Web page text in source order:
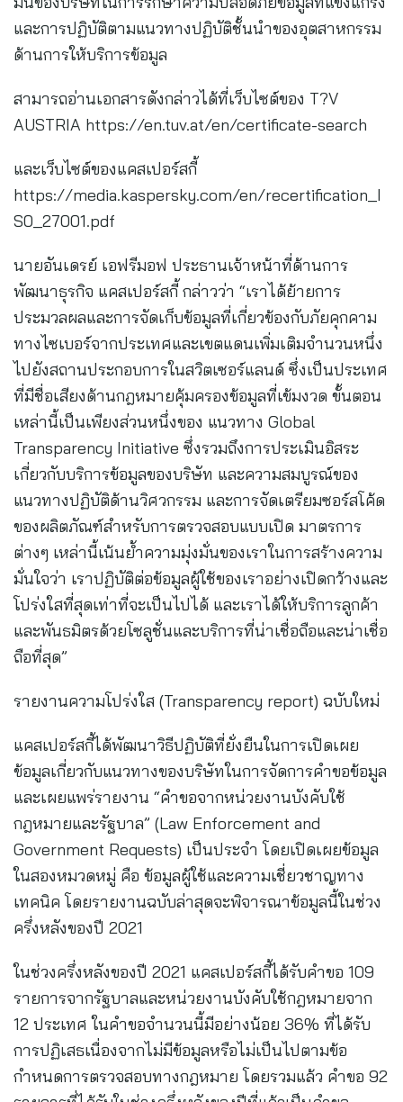
และการปฏิบัติตามแนวทางปฏิบัติชั้นนำของอุตสาหกรรม
ด้านการให้บริการข้อมูล
สามารถอ่านเอกสารดังกล่าวได้ที่เว็บไซต์ของ T?V
AUSTRIA https://en.tuv.at/en/certificate-search
และเว็บไซต์ของแคสเปอร์สกี้
https://media.kaspersky.com/en/recertification_I
S0_27001.pdf
นายอันเดรย์ เอฟรีมอฟ ประธานเจ้าหน้าที่ด้านการ
พัฒนาธุรกิจ แคสเปอร์สกี้ กล่าวว่า “เราได้ย้ายการ
ประมวลผลและการจัดเก็บข้อมูลที่เกี่ยวข้องกับภัยคุกคาม
ทางไซเบอร์จากประเทศและเขตแดนเพิ่มเติมจำนวนหนึ่ง
ไปยังสถานประกอบการในสวิตเซอร์แลนด์ ซึ่งเป็นประเทศ
ที่มีชื่อเสียงด้านกฎหมายคุ้มครองข้อมูลที่เข้มงวด ขั้นตอน
เหล่านี้เป็นเพียงส่วนหนึ่งของ แนวทาง Global
Transparency Initiative ซึ่งรวมถึงการประเมินอิสระ
เกี่ยวกับบริการข้อมูลของบริษัท และความสมบูรณ์ของ
แนวทางปฏิบัติด้านวิศวกรรม และการจัดเตรียมซอร์สโค้ด
ของผลิตภัณฑ์สำหรับการตรวจสอบแบบเปิด มาตรการ
ต่างๆ เหล่านี้เน้นย้ำความมุ่งมั่นของเราในการสร้างความ
มั่นใจว่า เราปฏิบัติต่อข้อมูลผู้ใช้ของเราอย่างเปิดกว้างและ
โปร่งใสที่สุดเท่าที่จะเป็นไปได้ และเราได้ให้บริการลูกค้า
และพันธมิตรด้วยโซลูชั่นและบริการที่น่าเชื่อถือและน่าเชื่อ
ถือที่สุด”
รายงานความโปร่งใส (Transparency report) ฉบับใหม่
แคสเปอร์สกี้ได้พัฒนาวิธีปฏิบัติที่ยั่งยืนในการเปิดเผย
ข้อมูลเกี่ยวกับแนวทางของบริษัทในการจัดการคำขอข้อมูล
และเผยแพร่รายงาน “คำขอจากหน่วยงานบังคับใช้
กฎหมายและรัฐบาล” (Law Enforcement and
Government Requests) เป็นประจำ โดยเปิดเผยข้อมูล
ในสองหมวดหมู่ คือ ข้อมูลผู้ใช้และความเชี่ยวชาญทาง
เทคนิค โดยรายงานฉบับล่าสุดจะพิจารณาข้อมูลนี้ในช่วง
ครึ่งหลังของปี 2021
ในช่วงครึ่งหลังของปี 2021 แคสเปอร์สกี้ได้รับคำขอ 109
รายการจากรัฐบาลและหน่วยงานบังคับใช้กฎหมายจาก
12 ประเทศ ในคำขอจำนวนนี้มีอย่างน้อย 36% ที่ได้รับ
การปฏิเสธเนื่องจากไม่มีข้อมูลหรือไม่เป็นไปตามข้อ
กำหนดการตรวจสอบทางกฎหมาย โดยรวมแล้ว คำขอ 92